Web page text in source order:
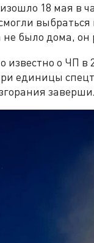
18 мая в
не было дома, он
известно о ЧП в
единицы